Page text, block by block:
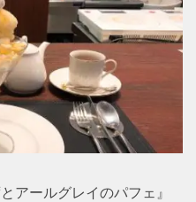
アールグレイのパフェ』